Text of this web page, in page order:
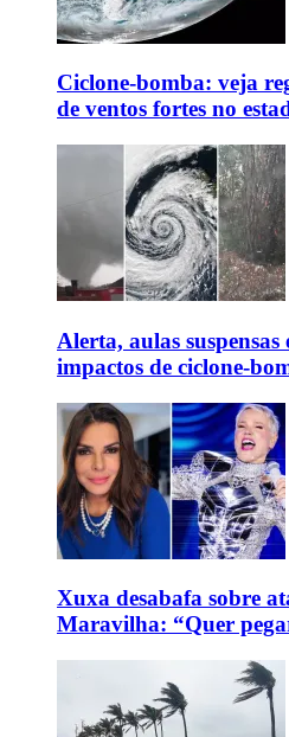
Ciclone-bomba: veja
de ventos fortes no
Alerta, aulas
impactos de ciclone-
Xuxa desabafa sobre
Maravilha: “Quer